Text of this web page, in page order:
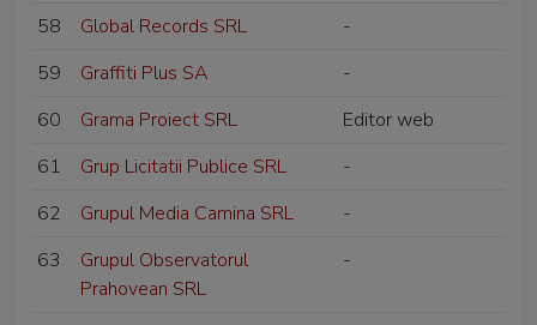
58
Global Records SRL
-
59
Graffiti Plus SA
-
60
Grama Proiect SRL
Editor web
61
Grup Licitatii Publice SRL
-
62
Grupul Media Camina SRL
-
63
Grupul Observatorul
Prahovean SRL
-